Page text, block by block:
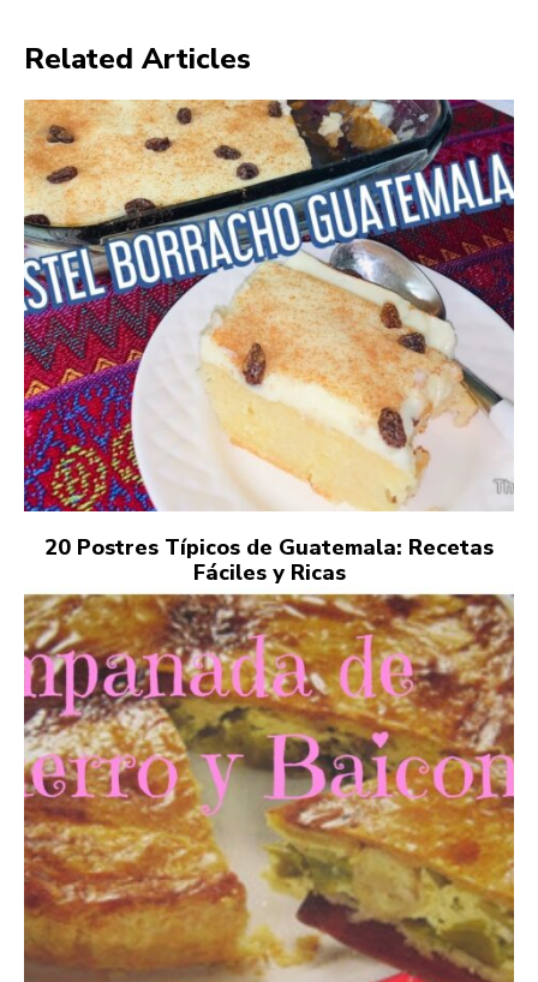
Related Articles
20 Postres Típicos de Guatemala: Recetas
Fáciles y Ricas